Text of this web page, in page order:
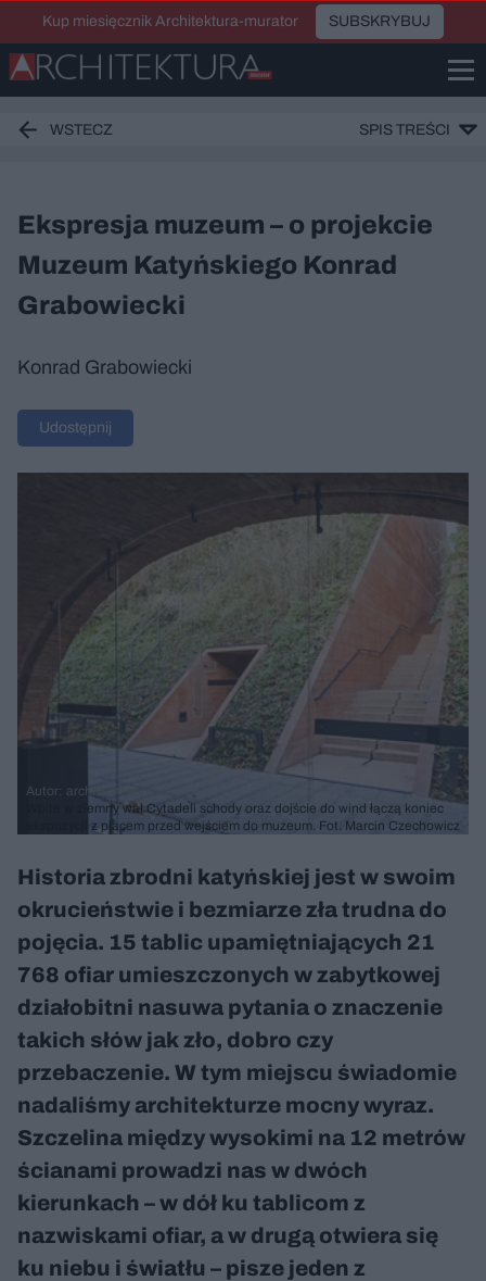
Kup miesięcznik Architektura-murator SUBSKRYBUJ
WSTECZ SPIS TREŚCI
Ekspresja muzeum – o projekcie
Muzeum Katyńskiego Konrad
Grabowiecki
Konrad Grabowiecki
Udostępnij
Autor: archiwum serwisu
Wbite w ziemny wał Cytadeli schody oraz dojście do wind łączą koniec
ekspozycji z placem przed wejściem do muzeum. Fot. Marcin Czechowicz
Historia zbrodni katyńskiej jest w swoim
okrucieństwie i bezmiarze zła trudna do
pojęcia. 15 tablic upamiętniających 21
768 ofiar umieszczonych w zabytkowej
działobitni nasuwa pytania o znaczenie
takich słów jak zło, dobro czy
przebaczenie. W tym miejscu świadomie
nadaliśmy architekturze mocny wyraz.
Szczelina między wysokimi na 12 metrów
ścianami prowadzi nas w dwóch
kierunkach – w dół ku tablicom z
nazwiskami ofiar, a w drugą otwiera się
ku niebu i światłu – pisze jeden z